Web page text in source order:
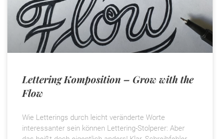
Lettering Komposition – Grow with the
Flow
Wie Letterings durch leicht veränderte Worte
interessanter sein können Lettering-Stolperer: Aber